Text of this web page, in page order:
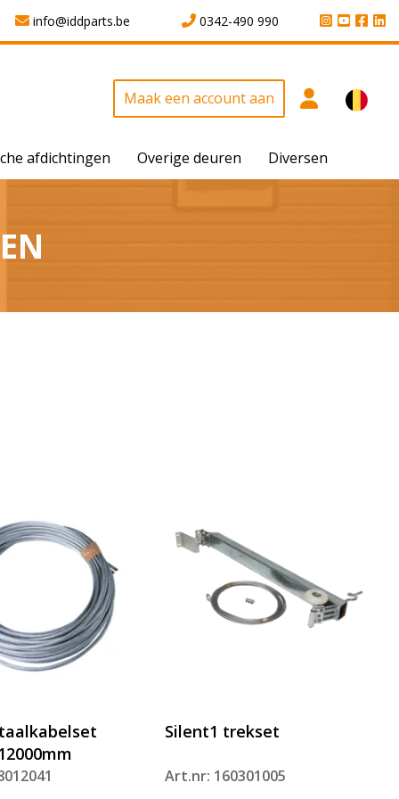
info@iddparts.be 0342-490 990
Maak een account aan
afdichtingen Overige deuren Diversen
Silent1 trekset
Art.nr: 160301005